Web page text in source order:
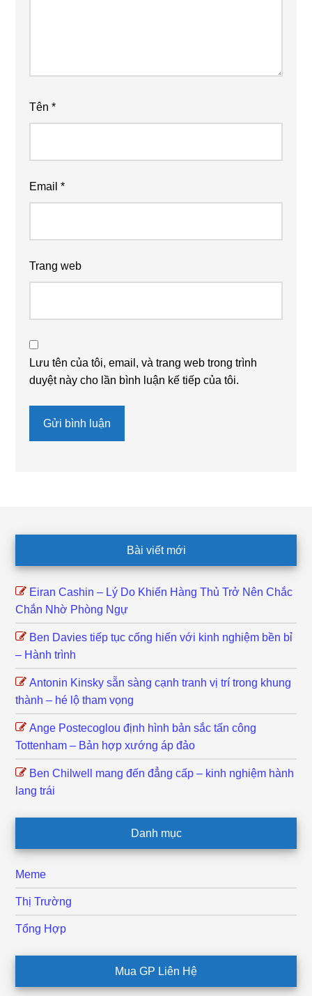
Tên*
Email*
Trang web
Lưu tên của tôi, email, và trang web trong trình
duyệt này cho lần bình luận kế tiếp của tôi.
Bài viết mới
Eiran Cashin – Lý Do Khiến Hàng Thủ Trở Nên Chắc
Chắn Nhờ Phòng Ngự
Ben Davies tiếp tục cống hiến với kinh nghiệm bền bỉ
– Hành trình
Antonin Kinsky sẵn sàng cạnh tranh vị trí trong khung
thành – hé lộ tham vọng
Ange Postecoglou định hình bản sắc tấn công
Tottenham – Bản hợp xướng áp đảo
Ben Chilwell mang đến đẳng cấp – kinh nghiệm hành
lang trái
Danh mục
Meme
Thị Trường
Tổng Hợp
Mua GP Liên Hệ